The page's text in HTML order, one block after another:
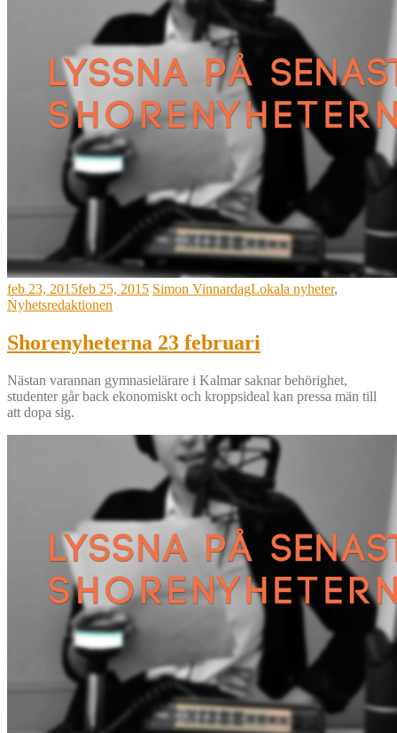
feb 23, 2015feb 25, 2015 Simon VinnardagLokala nyheter,
Nyhetsredaktionen
Shorenyheterna 23 februari
Nästan varannan gymnasielärare i Kalmar saknar behörighet,
studenter går back ekonomiskt och kroppsideal kan pressa män till
att dopa sig.